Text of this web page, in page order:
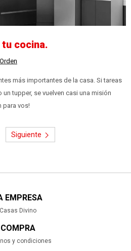
cocina.
más importantes de la casa. Si tareas
tupper, se vuelven casi una misión
para vos!
Siguiente
EMPRESA
Casas Divino
COMPRA
y condiciones